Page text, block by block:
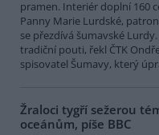
pramen. Interiér doplní 160
Panny Marie Lurdské,
se přezdívá šumavské
tradiční pouti, řekl ČTK
spisovatel Šumavy, který
Žraloci tygří sežerou
oceánům, píše BBC